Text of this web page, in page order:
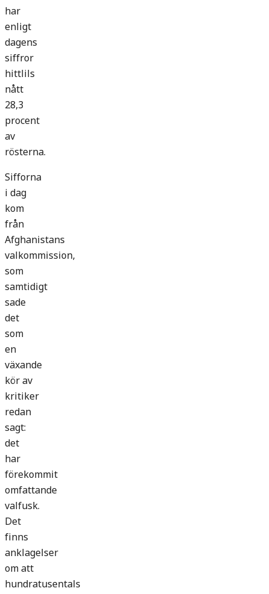
har
enligt
dagens
siffror
hittlils
nått
28,3
procent
av
rösterna.
Sifforna
i dag
kom
från
Afghanistans
valkommission,
som
samtidigt
sade
det
som
en
växande
kör av
kritiker
redan
sagt:
det
har
förekommit
omfattande
valfusk.
Det
finns
anklagelser
om att
hundratusentals